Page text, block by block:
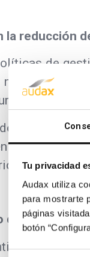
Tu privacidad
Audax utiliza
para mostrarte
páginas
botón
la reducción
de
de
(32%), y
la agencia
la
del plan de
su